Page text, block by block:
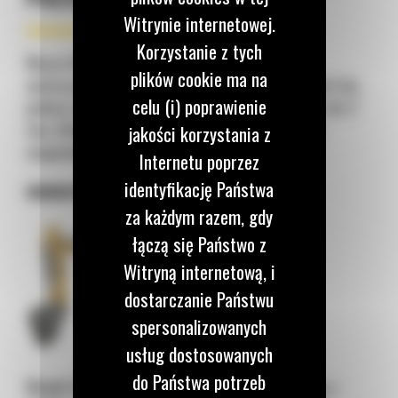
Nasza firma Bergerat Monnoyeur, będąca
autoryzowanym dystrybutorem maszyn marki Cat,
poleca wybór niezawodnych minikoparek Cat do 2
ton, które deklasują konkurencję w tej klasie
MINIKOPARKA CAT 301.6
Model Cat 301.6to maszyna zaprojektowana z
Witrynie internetowej.
Korzystanie z tych
plików cookie ma na
celu (i) poprawienie
jakości korzystania z
Internetu poprzez
identyfikację Państwa
za każdym razem, gdy
łączą się Państwo z
Witryną internetową, i
dostarczanie Państwu
spersonalizowanych
usług dostosowanych
do Państwa potrzeb